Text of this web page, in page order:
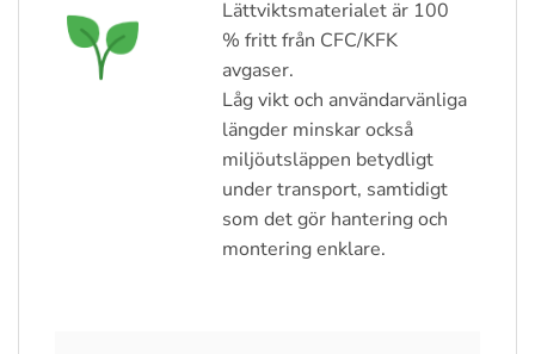
Lättviktsmaterialet är 100
% fritt från CFC/KFK
avgaser.
Låg vikt och användarvänliga
längder minskar också
miljöutsläppen betydligt
under transport, samtidigt
som det gör hantering och
montering enklare.